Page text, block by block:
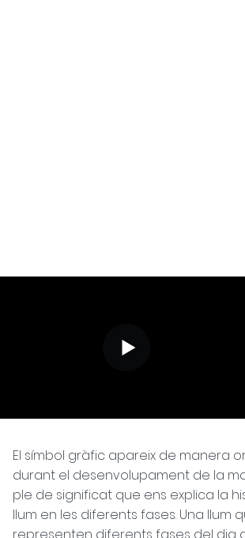
El símbol gràfic apareix de manera
durant el desenvolupament de la
ple de significat que ens explica la
llum en les diferents fases. Una llum